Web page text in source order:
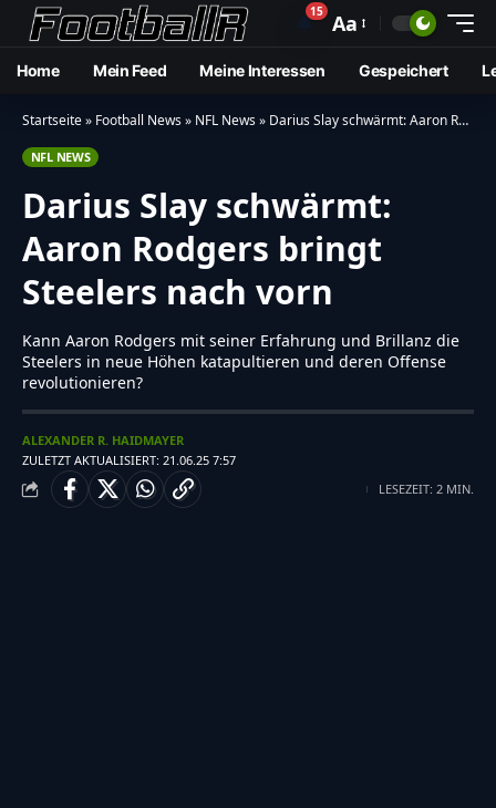
🔔15 Aa
Home Mein Feed Meine Interessen Gespeichert
Startseite» Football News» NFL News» Darius Slay schwärmt: Aaron Rodgers bringt Steelers nach vorn
NFL NEWS
Darius Slay schwärmt:
Aaron Rodgers bringt
Steelers nach vorn
Kann Aaron Rodgers mit seiner Erfahrung und Brillanz die
Steelers in neue Höhen katapultieren und deren Offense
revolutionieren?
ZULETZT AKTUALISIERT: 21.06.25 7:57
ALEXANDER R. HAIDMAYER
LESEZEIT: 2 MIN.